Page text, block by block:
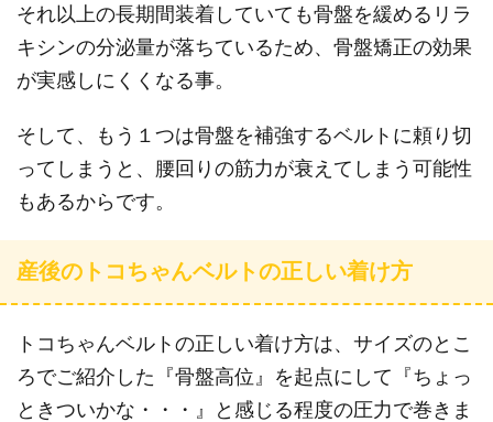
それ以上の長期間装着していても骨盤を緩めるリラ
キシンの分泌量が落ちているため、骨盤矯正の効果
が実感しにくくなる事。
そして、もう１つは骨盤を補強するベルトに頼り切
ってしまうと、腰回りの筋力が衰えてしまう可能性
もあるからです。
産後のトコちゃんベルトの正しい着け方
トコちゃんベルトの正しい着け方は、サイズのとこ
ろでご紹介した『骨盤高位』を起点にして『ちょっ
ときついかな・・・』と感じる程度の圧力で巻きま